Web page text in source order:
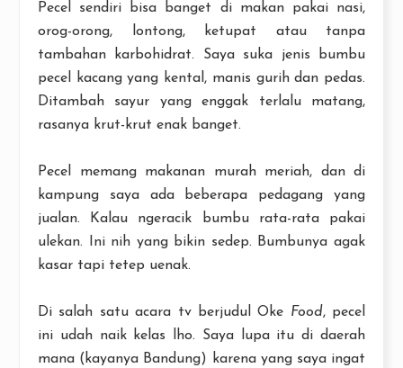
Pecel sendiri bisa banget di makan pakai nasi,
orog-orong, lontong, ketupat atau tanpa
tambahan karbohidrat. Saya suka jenis bumbu
pecel kacang yang kental, manis gurih dan pedas.
Ditambah sayur yang enggak terlalu matang,
rasanya krut-krut enak banget.
Pecel memang makanan murah meriah, dan di
kampung saya ada beberapa pedagang yang
jualan. Kalau ngeracik bumbu rata-rata pakai
ulekan. Ini nih yang bikin sedep. Bumbunya agak
kasar tapi tetep uenak.
Di salah satu acara tv berjudul Oke Food, pecel
ini udah naik kelas lho. Saya lupa itu di daerah
mana (kayanya Bandung) karena yang saya ingat